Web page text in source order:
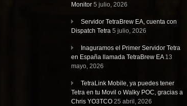
Monitor 5 julio, 2026
Servidor TetraBrew EA, cuenta con
Dispatch Tetra 5 julio, 2026
Inaguramos el Primer Servidor Tetra
en España llamada TetraBrew EA 13
mayo, 2026
TetraLink Mobile, ya puedes tener
Tetra en tu Movil o Walky POC, gracias a
Chris YO3TCO 25 abril, 2026